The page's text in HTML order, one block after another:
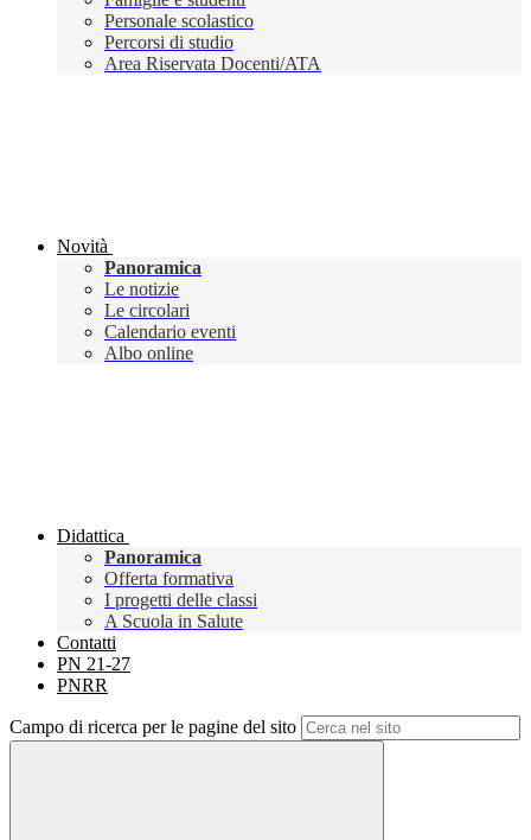
Personale scolastico
Percorsi di studio
Area Riservata Docenti/ATA
Novità
Panoramica
Le notizie
Le circolari
Calendario eventi
Albo online
Didattica
Panoramica
Offerta formativa
I progetti delle classi
A Scuola in Salute
Contatti
PN 21-27
PNRR
Campo di ricerca per le pagine del sito